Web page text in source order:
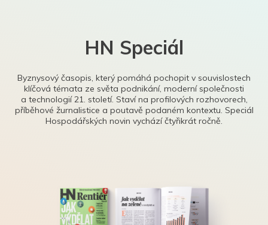
HN Speciál
Byznysový časopis, který pomáhá pochopit v souvislostech
klíčová témata ze světa podnikání, moderní společnosti
a technologií 21. století. Staví na profilových rozhovorech,
příběhové žurnalistice a poutavě podaném kontextu. Speciál
Hospodářských novin vychází čtyřikrát ročně.